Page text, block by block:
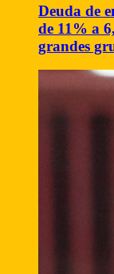
Deuda de
de 11% a
grandes